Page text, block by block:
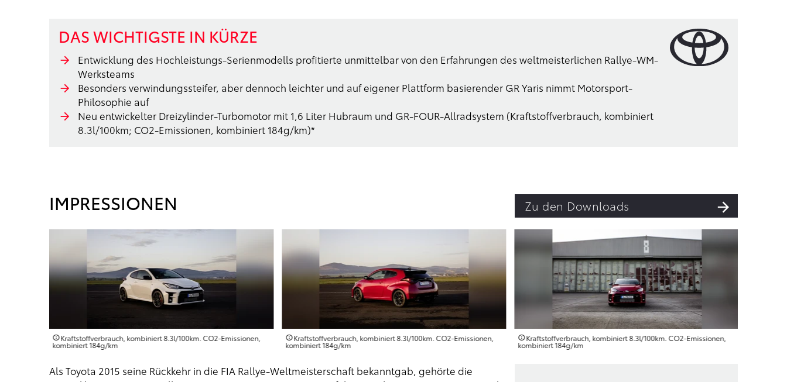
DAS WICHTIGSTE IN KÜRZE
Entwicklung des Hochleistungs-Serienmodells profitierte unmittelbar von den Erfahrungen des weltmeisterlichen Rallye-WM-
Werksteams
Besonders verwindungssteifer, aber dennoch leichter und auf eigener Plattform basierender GR Yaris nimmt Motorsport-
Philosophie auf
Neu entwickelter Dreizylinder-Turbomotor mit 1,6 Liter Hubraum und GR-FOUR-Allradsystem (Kraftstoffverbrauch, kombiniert
8.3l/100km; CO2-Emissionen, kombiniert 184g/km)*
IMPRESSIONEN Zu den Downloads
Kraftstoffverbrauch, kombiniert 8.3l/100km. CO2-Emissionen,
kombiniert 184g/km
Kraftstoffverbrauch, kombiniert 8.3l/100km. CO2-Emissionen,
kombiniert 184g/km
Kraftstoffverbrauch, kombiniert 8.3l/100km. CO2-Emissionen,
kombiniert 184g/km
Als Toyota 2015 seine Rückkehr in die FIA Rallye-Weltmeisterschaft bekanntgab, gehörte die